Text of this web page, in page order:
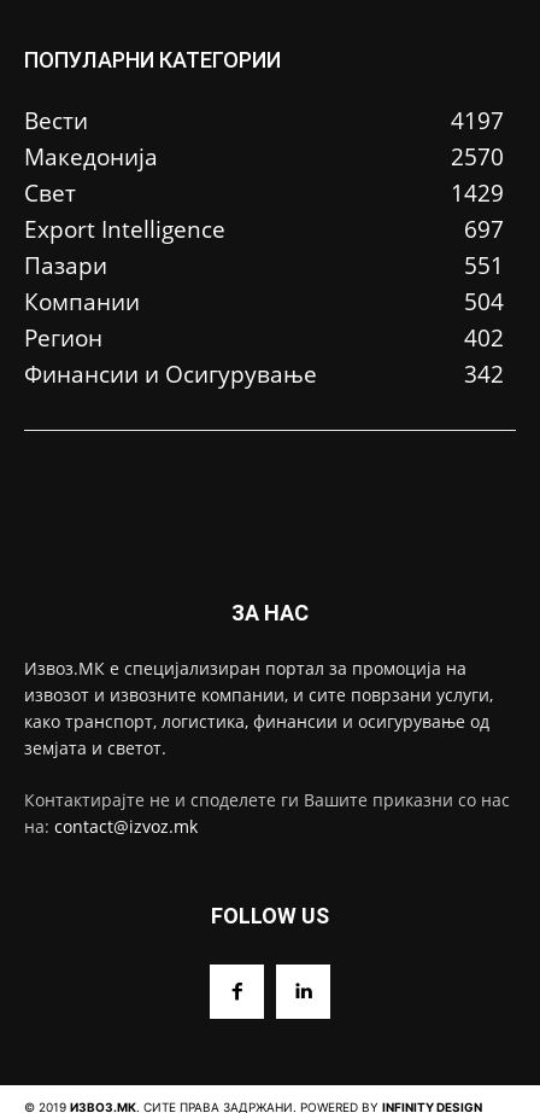
ПОПУЛАРНИ КАТЕГОРИИ
Вести
4197
Македонија
2570
Свет
1429
Еxport Intelligence
697
Пазари
551
Компании
504
Регион
402
Финансии и Осигурување
342
ЗА НАС
Извоз.МК е специјализиран портал за промоција на
извозот и извозните компании, и сите поврзани услуги,
како транспорт, логистика, финансии и осигурување од
земјата и светот.
Контактирајте не и споделете ги Вашите приказни со нас
на: contact@izvoz.mk
FOLLOW US
© 2019 ИЗВОЗ.МК. СИТЕ ПРАВА ЗАДРЖАНИ. POWERED BY INFINITY DESIGN